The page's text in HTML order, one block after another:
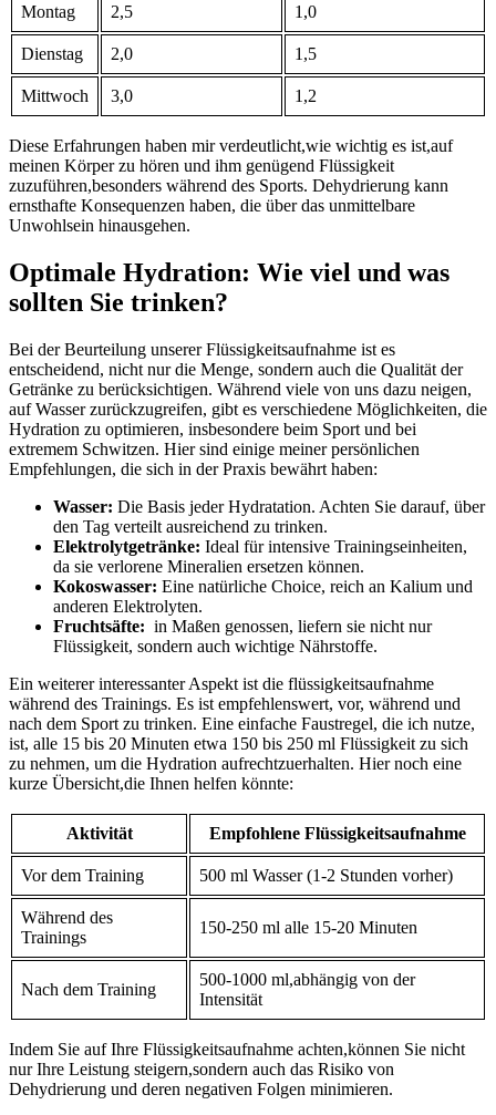
Montag 2,5 1,0
Dienstag 2,0 1,5
Mittwoch 3,0 1,2
Diese Erfahrungen haben mir verdeutlicht,wie wichtig es ist,auf
⁤meinen Körper zu hören und ihm genügend Flüssigkeit
‍zuzuführen,besonders während des‍ Sports.​ Dehydrierung kann
ernsthafte ⁤Konsequenzen ​haben, die über⁤ das unmittelbare
Unwohlsein hinausgehen.
Optimale Hydration: Wie viel und was
sollten ⁢Sie⁣ trinken?
Bei der Beurteilung⁢ unserer Flüssigkeitsaufnahme ist es
entscheidend, nicht nur die Menge, sondern auch ⁢die Qualität der
Getränke zu berücksichtigen. Während viele von uns⁤ dazu neigen,​
auf ⁢Wasser ⁤zurückzugreifen, gibt es verschiedene Möglichkeiten, die
Hydration zu optimieren, insbesondere beim Sport und ⁣bei
extremem Schwitzen. Hier sind einige meiner​ persönlichen
Empfehlungen, die sich⁤ in der Praxis bewährt haben:
Wasser: Die Basis jeder Hydratation. Achten Sie darauf, über
den Tag ⁣verteilt ausreichend zu trinken.
Elektrolytgetränke: Ideal für intensive Trainingseinheiten,
da sie verlorene Mineralien ersetzen können.
Kokoswasser: ⁣Eine natürliche Choice, reich an Kalium⁢ und
anderen‍ Elektrolyten.
Fruchtsäfte: ⁤ in‍ Maßen genossen, liefern sie ⁣nicht ⁢nur
Flüssigkeit, ⁢sondern auch wichtige Nährstoffe.
Ein weiterer interessanter Aspekt ist die flüssigkeitsaufnahme
während des Trainings. Es ⁢ist empfehlenswert, ⁣vor, während⁣ und⁣
nach⁣ dem​ Sport zu trinken. Eine einfache Faustregel, die ich⁢ nutze,
⁢ist, alle ‌15 bis‍ 20 Minuten etwa 150⁣ bis 250 ml Flüssigkeit zu sich
zu ⁣nehmen, um die​ Hydration aufrechtzuerhalten.‌ Hier noch eine‌
kurze Übersicht,die Ihnen helfen könnte:
Aktivität Empfohlene Flüssigkeitsaufnahme
Vor dem Training 500 ml Wasser (1-2 Stunden vorher)
Während des
Trainings
150-250 ml alle 15-20 Minuten
Nach ⁢dem Training
500-1000 ml,abhängig von der
‍Intensität
Indem Sie ‍auf Ihre Flüssigkeitsaufnahme achten,können Sie⁢ nicht
nur Ihre Leistung steigern,sondern auch das Risiko von
Dehydrierung und deren negativen Folgen minimieren.